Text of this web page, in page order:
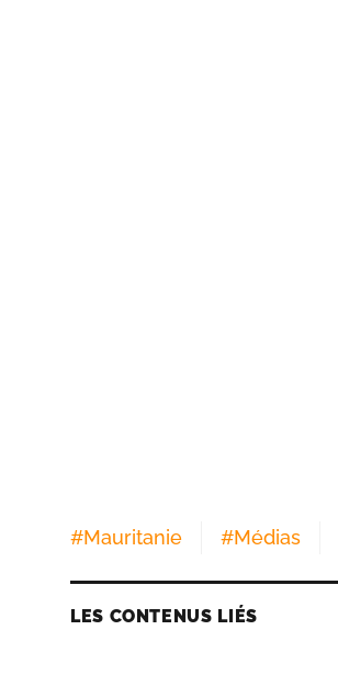
#Mauritanie #Médias
LES CONTENUS LIÉS